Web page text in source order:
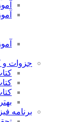
جزوات و
برنامه